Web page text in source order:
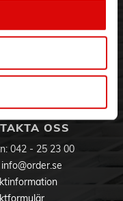
& Support
& Felleverans
OSS
042 - 25 23 00
info@order.se